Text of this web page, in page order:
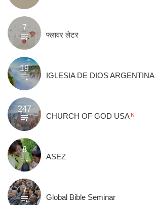
7
फ्लावर लेटर
19
IGLESIA DE DIOS ARGENTINA
247
CHURCH OF GOD USA
8
ASEZ
7
Global Bible Seminar